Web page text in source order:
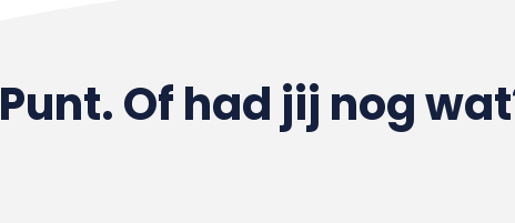
Punt. Of had jij nog